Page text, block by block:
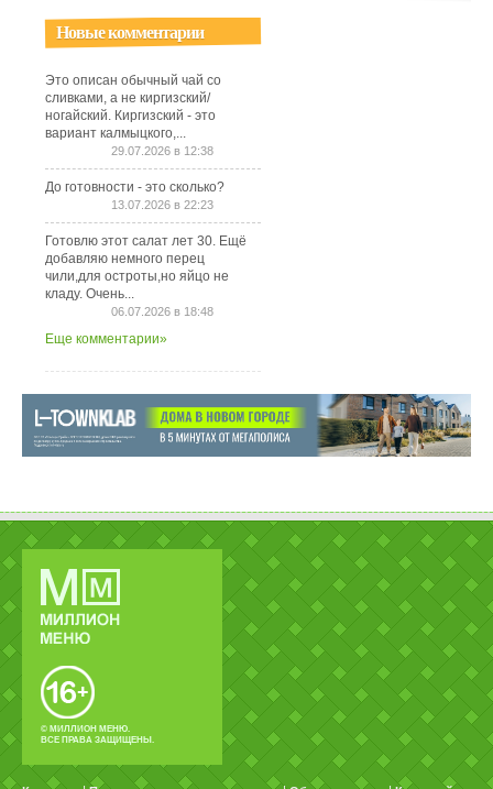
Новые комментарии
Это описан обычный чай со
сливками, а не киргизский/
ногайский. Киргизский - это
вариант калмыцкого,...
29.07.2026 в 12:38
До готовности - это сколько?
13.07.2026 в 22:23
Готовлю этот салат лет 30. Ещё
добавляю немного перец
чили,для остроты,но яйцо не
кладу. Очень...
06.07.2026 в 18:48
Еще комментарии»
© МИЛЛИОН МЕНЮ.
ВСЕ ПРАВА ЗАЩИЩЕНЫ.